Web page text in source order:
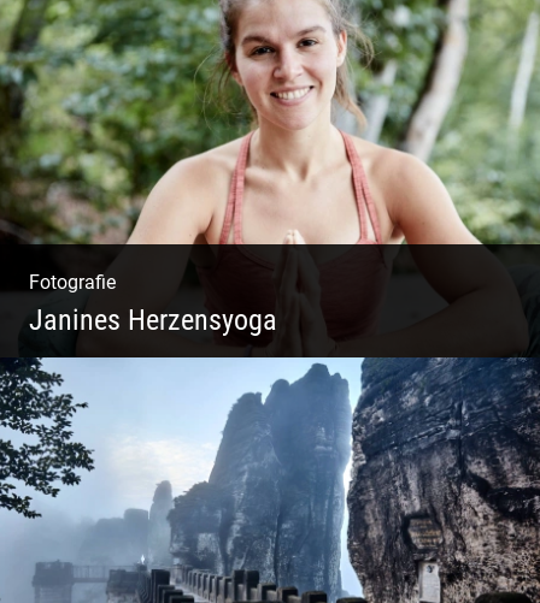
Impressionen Gornergrat & Berner Oberland
Fotografie
Janines Herzensyoga
Spontanes Yoga-Shooting